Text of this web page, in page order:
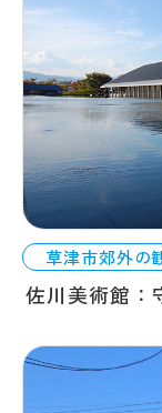
草津市郊外の
佐川美術館：